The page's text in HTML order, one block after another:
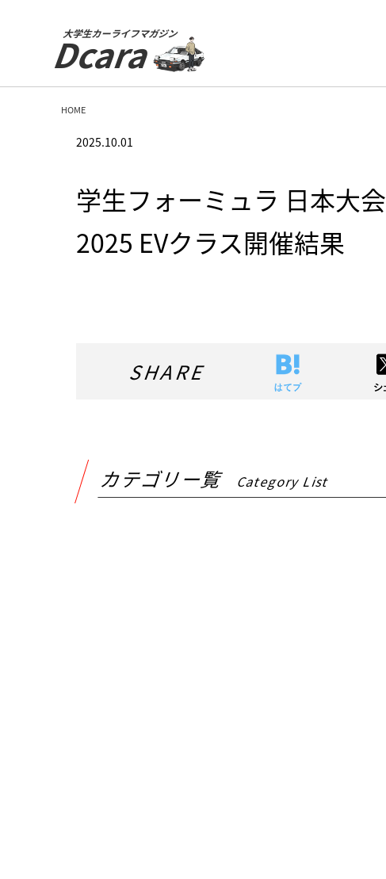
Dcara
大学生カーライフマガジン
HOME
2025.10.01
学生フォーミュラ 日本大会
2025 EVクラス開催結果
SHARE
カテゴリー覧 Category List